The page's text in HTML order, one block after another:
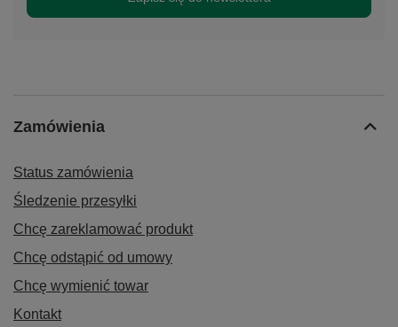
Zamówienia
Status zamówienia
Śledzenie przesyłki
Chcę zareklamować produkt
Chcę odstąpić od umowy
Chcę wymienić towar
Kontakt